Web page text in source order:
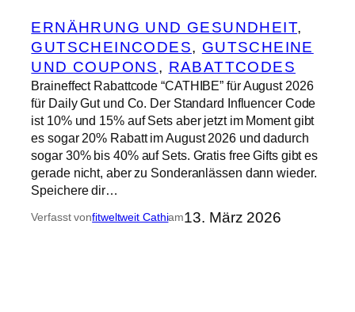
ERNÄHRUNG UND GESUNDHEIT
GUTSCHEINCODES, GUTSCHEINE
UND COUPONS, RABATTCODES
Braineffect Rabattcode “CATHIBE” für August 2026
für Daily Gut und Co. Der Standard Influencer Code
ist 10% und 15% auf Sets aber jetzt im Moment gibt
es sogar 20% Rabatt im August 2026 und dadurch
sogar 30% bis 40% auf Sets. Gratis free Gifts gibt es
gerade nicht, aber zu Sonderanlässen dann wieder.
Speichere dir…
Verfasst vonfitweltweit Cathiam13. März 2026